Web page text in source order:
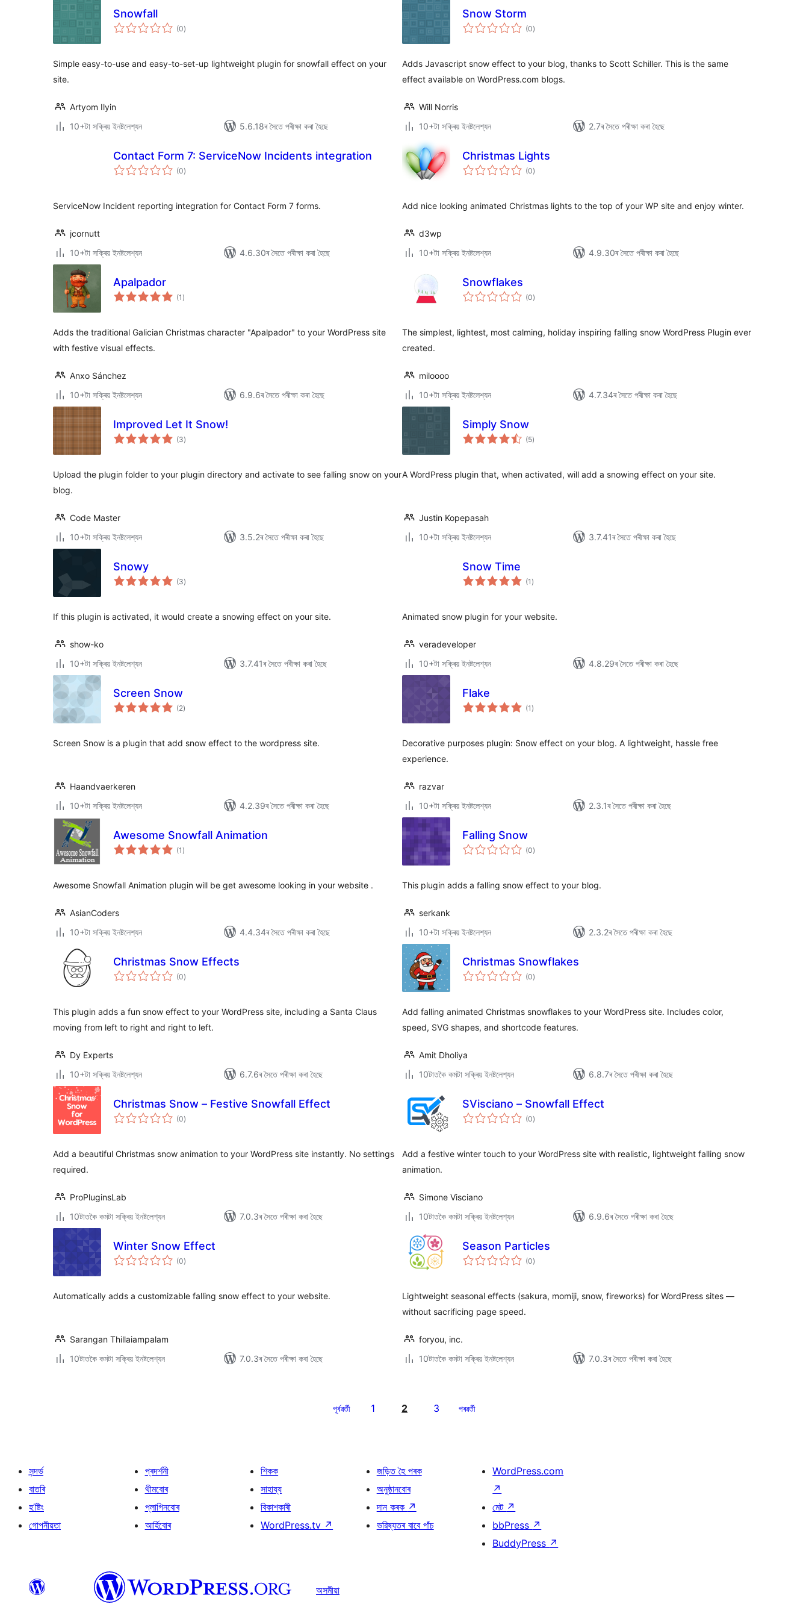
Snowfall
(0টা
মুঠ)
Simple easy-to-use and easy-to-set-up lightweight plugin for snowfall effect on your
site.
Artyom Ilyin
10+টা সক্ৰিয় ইনষ্টলেশ্যন
5.6.18ৰ সৈতে পৰীক্ষা কৰা হৈছে
Snow Storm
(0টা
মুঠ)
Adds Javascript snow effect to your blog, thanks to Scott Schiller. This is the same
effect available on WordPress.com blogs.
Will Norris
10+টা সক্ৰিয় ইনষ্টলেশ্যন
2.7ৰ সৈতে পৰীক্ষা কৰা হৈছে
Contact Form 7: ServiceNow Incidents integration
(0টা
মুঠ)
ServiceNow Incident reporting integration for Contact Form 7 forms.
jcornutt
10+টা সক্ৰিয় ইনষ্টলেশ্যন
4.6.30ৰ সৈতে পৰীক্ষা কৰা হৈছে
Christmas Lights
(0টা
মুঠ)
Add nice looking animated Christmas lights to the top of your WP site and enjoy winter.
d3wp
10+টা সক্ৰিয় ইনষ্টলেশ্যন
4.9.30ৰ সৈতে পৰীক্ষা কৰা হৈছে
Apalpador
(1 টা
মুঠ)
Adds the traditional Galician Christmas character "Apalpador" to your WordPress site
with festive visual effects.
Anxo Sánchez
10+টা সক্ৰিয় ইনষ্টলেশ্যন
6.9.6ৰ সৈতে পৰীক্ষা কৰা হৈছে
Snowflakes
(0টা
মুঠ)
The simplest, lightest, most calming, holiday inspiring falling snow WordPress Plugin ever
created.
miloooo
10+টা সক্ৰিয় ইনষ্টলেশ্যন
4.7.34ৰ সৈতে পৰীক্ষা কৰা হৈছে
Improved Let It Snow!
(3টা
মুঠ)
Upload the plugin folder to your plugin directory and activate to see falling snow on your
blog.
Code Master
10+টা সক্ৰিয় ইনষ্টলেশ্যন
3.5.2ৰ সৈতে পৰীক্ষা কৰা হৈছে
Simply Snow
(5টা
মুঠ)
A WordPress plugin that, when activated, will add a snowing effect on your site.
Justin Kopepasah
10+টা সক্ৰিয় ইনষ্টলেশ্যন
3.7.41ৰ সৈতে পৰীক্ষা কৰা হৈছে
Snowy
(3টা
মুঠ)
If this plugin is activated, it would create a snowing effect on your site.
show-ko
10+টা সক্ৰিয় ইনষ্টলেশ্যন
3.7.41ৰ সৈতে পৰীক্ষা কৰা হৈছে
Snow Time
(1 টা
মুঠ)
Animated snow plugin for your website.
veradeveloper
10+টা সক্ৰিয় ইনষ্টলেশ্যন
4.8.29ৰ সৈতে পৰীক্ষা কৰা হৈছে
Screen Snow
(2টা
মুঠ)
Screen Snow is a plugin that add snow effect to the wordpress site.
Haandvaerkeren
10+টা সক্ৰিয় ইনষ্টলেশ্যন
4.2.39ৰ সৈতে পৰীক্ষা কৰা হৈছে
Flake
(1 টা
মুঠ)
Decorative purposes plugin: Snow effect on your blog. A lightweight, hassle free
experience.
razvar
10+টা সক্ৰিয় ইনষ্টলেশ্যন
2.3.1ৰ সৈতে পৰীক্ষা কৰা হৈছে
Awesome Snowfall Animation
(1 টা
মুঠ)
Awesome Snowfall Animation plugin will be get awesome looking in your website .
AsianCoders
10+টা সক্ৰিয় ইনষ্টলেশ্যন
4.4.34ৰ সৈতে পৰীক্ষা কৰা হৈছে
Falling Snow
(0টা
মুঠ)
This plugin adds a falling snow effect to your blog.
serkank
10+টা সক্ৰিয় ইনষ্টলেশ্যন
2.3.2ৰ সৈতে পৰীক্ষা কৰা হৈছে
Christmas Snow Effects
(0টা
মুঠ)
This plugin adds a fun snow effect to your WordPress site, including a Santa Claus
moving from left to right and right to left.
Dy Experts
10+টা সক্ৰিয় ইনষ্টলেশ্যন
6.7.6ৰ সৈতে পৰীক্ষা কৰা হৈছে
Christmas Snowflakes
(0টা
মুঠ)
Add falling animated Christmas snowflakes to your WordPress site. Includes color,
speed, SVG shapes, and shortcode features.
Amit Dholiya
10টাতকৈ কমটা সক্ৰিয় ইনষ্টলেশ্যন
6.8.7ৰ সৈতে পৰীক্ষা কৰা হৈছে
Christmas Snow – Festive Snowfall Effect
(0টা
মুঠ)
Add a beautiful Christmas snow animation to your WordPress site instantly. No settings
required.
ProPluginsLab
10টাতকৈ কমটা সক্ৰিয় ইনষ্টলেশ্যন
7.0.3ৰ সৈতে পৰীক্ষা কৰা হৈছে
SVisciano – Snowfall Effect
(0টা
মুঠ)
Add a festive winter touch to your WordPress site with realistic, lightweight falling snow
animation.
Simone Visciano
10টাতকৈ কমটা সক্ৰিয় ইনষ্টলেশ্যন
6.9.6ৰ সৈতে পৰীক্ষা কৰা হৈছে
Winter Snow Effect
(0টা
মুঠ)
Automatically adds a customizable falling snow effect to your website.
Sarangan Thillaiampalam
10টাতকৈ কমটা সক্ৰিয় ইনষ্টলেশ্যন
7.0.3ৰ সৈতে পৰীক্ষা কৰা হৈছে
Season Particles
(0টা
মুঠ)
Lightweight seasonal effects (sakura, momiji, snow, fireworks) for WordPress sites —
without sacrificing page speed.
foryou, inc.
10টাতকৈ কমটা সক্ৰিয় ইনষ্টলেশ্যন
7.0.3ৰ সৈতে পৰীক্ষা কৰা হৈছে
পূৰ্বৱৰ্তী 1 2 3 পৰৱৰ্তী
সন্দৰ্ভ
বাতৰি
হ’ষ্টিং
গোপনীয়তা
প্ৰদৰ্শনী
থীমবোৰ
প্লাগিনবোৰ
আৰ্হিবোৰ
শিকক
সাহায্য
বিকাশকাৰী
WordPress.tv ↗
জড়িত হৈ পৰক
অনুষ্ঠানবোৰ
দান কৰক ↗
ভৱিষ্যতৰ বাবে পাঁচ
WordPress.com
↗
মেট ↗
bbPress ↗
BuddyPress ↗
অসমীয়া